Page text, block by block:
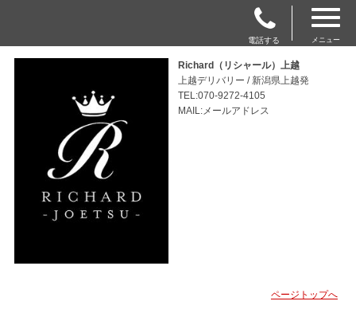
電話する メニュー
Richard（リシャール）上越
上越デリバリー / 新潟県上越発
TEL:070-9272-4105
MAIL:メールアドレス
ページトップへ